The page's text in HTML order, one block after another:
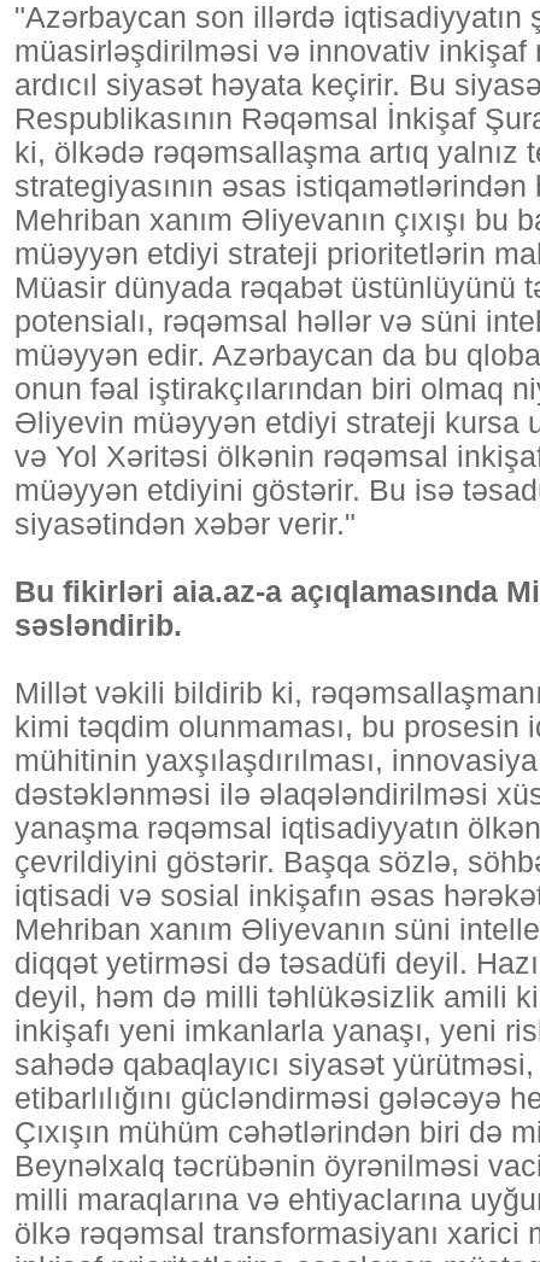
"Azərbaycan son illərdə
müasirləşdirilməsi və innovativ inkişaf
ardıcıl siyasət həyata keçirir. Bu
Respublikasının Rəqəmsal İnkişaf
ki, ölkədə rəqəmsallaşma artıq
strategiyasının əsas
Mehriban xanım Əliyevanın çıxışı bu
müəyyən etdiyi strateji prioritetlərin
Müasir dünyada rəqabət üstünlüyünü
potensialı, rəqəmsal həllər və süni
müəyyən edir. Azərbaycan da bu
onun fəal iştirakçılarından biri olmaq
Əliyevin müəyyən etdiyi strateji kursa
və Yol Xəritəsi ölkənin rəqəmsal
müəyyən etdiyini göstərir. Bu isə
siyasətindən xəbər verir."
Bu fikirləri aia.az-a açıqlamasında
səsləndirib.
Millət vəkili bildirib ki,
kimi təqdim olunmaması, bu prosesin
mühitinin yaxşılaşdırılması,
dəstəklənməsi ilə əlaqələndirilməsi
yanaşma rəqəmsal iqtisadiyyatın
çevrildiyini göstərir. Başqa sözlə,
iqtisadi və sosial inkişafın əsas
Mehriban xanım Əliyevanın süni
diqqət yetirməsi də təsadüfi deyil.
deyil, həm də milli təhlükəsizlik amili
inkişafı yeni imkanlarla yanaşı, yeni
sahədə qabaqlayıcı siyasət
etibarlılığını gücləndirməsi gələcəyə
Çıxışın mühüm cəhətlərindən biri də
Beynəlxalq təcrübənin öyrənilməsi
milli maraqlarına və ehtiyaclarına
ölkə rəqəmsal transformasiyanı